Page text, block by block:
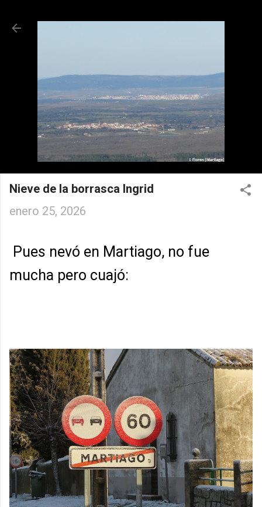
Nieve de la borrasca Ingrid
enero 25, 2026
Pues nevó en Martiago, no fue
mucha pero cuajó: